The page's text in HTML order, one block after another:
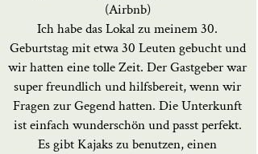
(Airbnb)
Ich habe das Lokal zu meinem 30.
Geburtstag mit etwa 30 Leuten gebucht und
wir hatten eine tolle Zeit. Der Gastgeber war
super freundlich und hilfsbereit, wenn wir
Fragen zur Gegend hatten. Die Unterkunft
ist einfach wunderschön und passt perfekt.
Es gibt Kajaks zu benutzen, einen